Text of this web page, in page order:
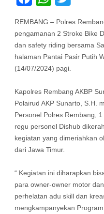
REMBANG – Polres
pengamanan 2 Stroke Bike
dan safety riding bersama
halaman Pantai Pasir Putih
(14/07/2024) pagi.
Kapolres Rembang AKBP
Polairud AKP Sunarto, S.H.
Personel Polres Rembang,
regu personel Dishub
kegiatan yang dimeriahkan
dari Jawa Timur.
“ Kegiatan ini diharapkan
para owner-owner motor
perhelatan adu skill dan
mengkampanyekan